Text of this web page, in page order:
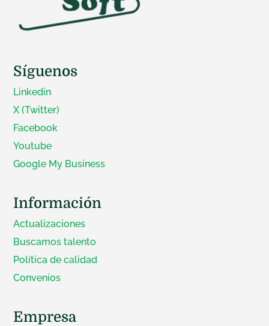
Síguenos
Linkedin
X (Twitter)
Facebook
Youtube
Google My Business
Información
Actualizaciones
Buscamos talento
Política de calidad
Convenios
Empresa